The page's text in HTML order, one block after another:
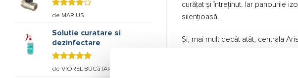
Evaluat
din 5
de MARIUS
Solutie curatare si
dezinfectare
Evaluat la
de VIOREL BUCăTARU
curățat și întreținut. Iar panourile
silențioasă.
Și, mai mult decât atât, centrala